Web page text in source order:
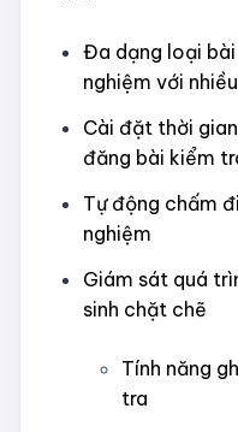
Đa dạng loại
nghiệm với
Cài đặt thời
đăng bài kiểm
Tự động chấm
nghiệm
Giám sát quá
sinh chặt chẽ
Tính năng
tra